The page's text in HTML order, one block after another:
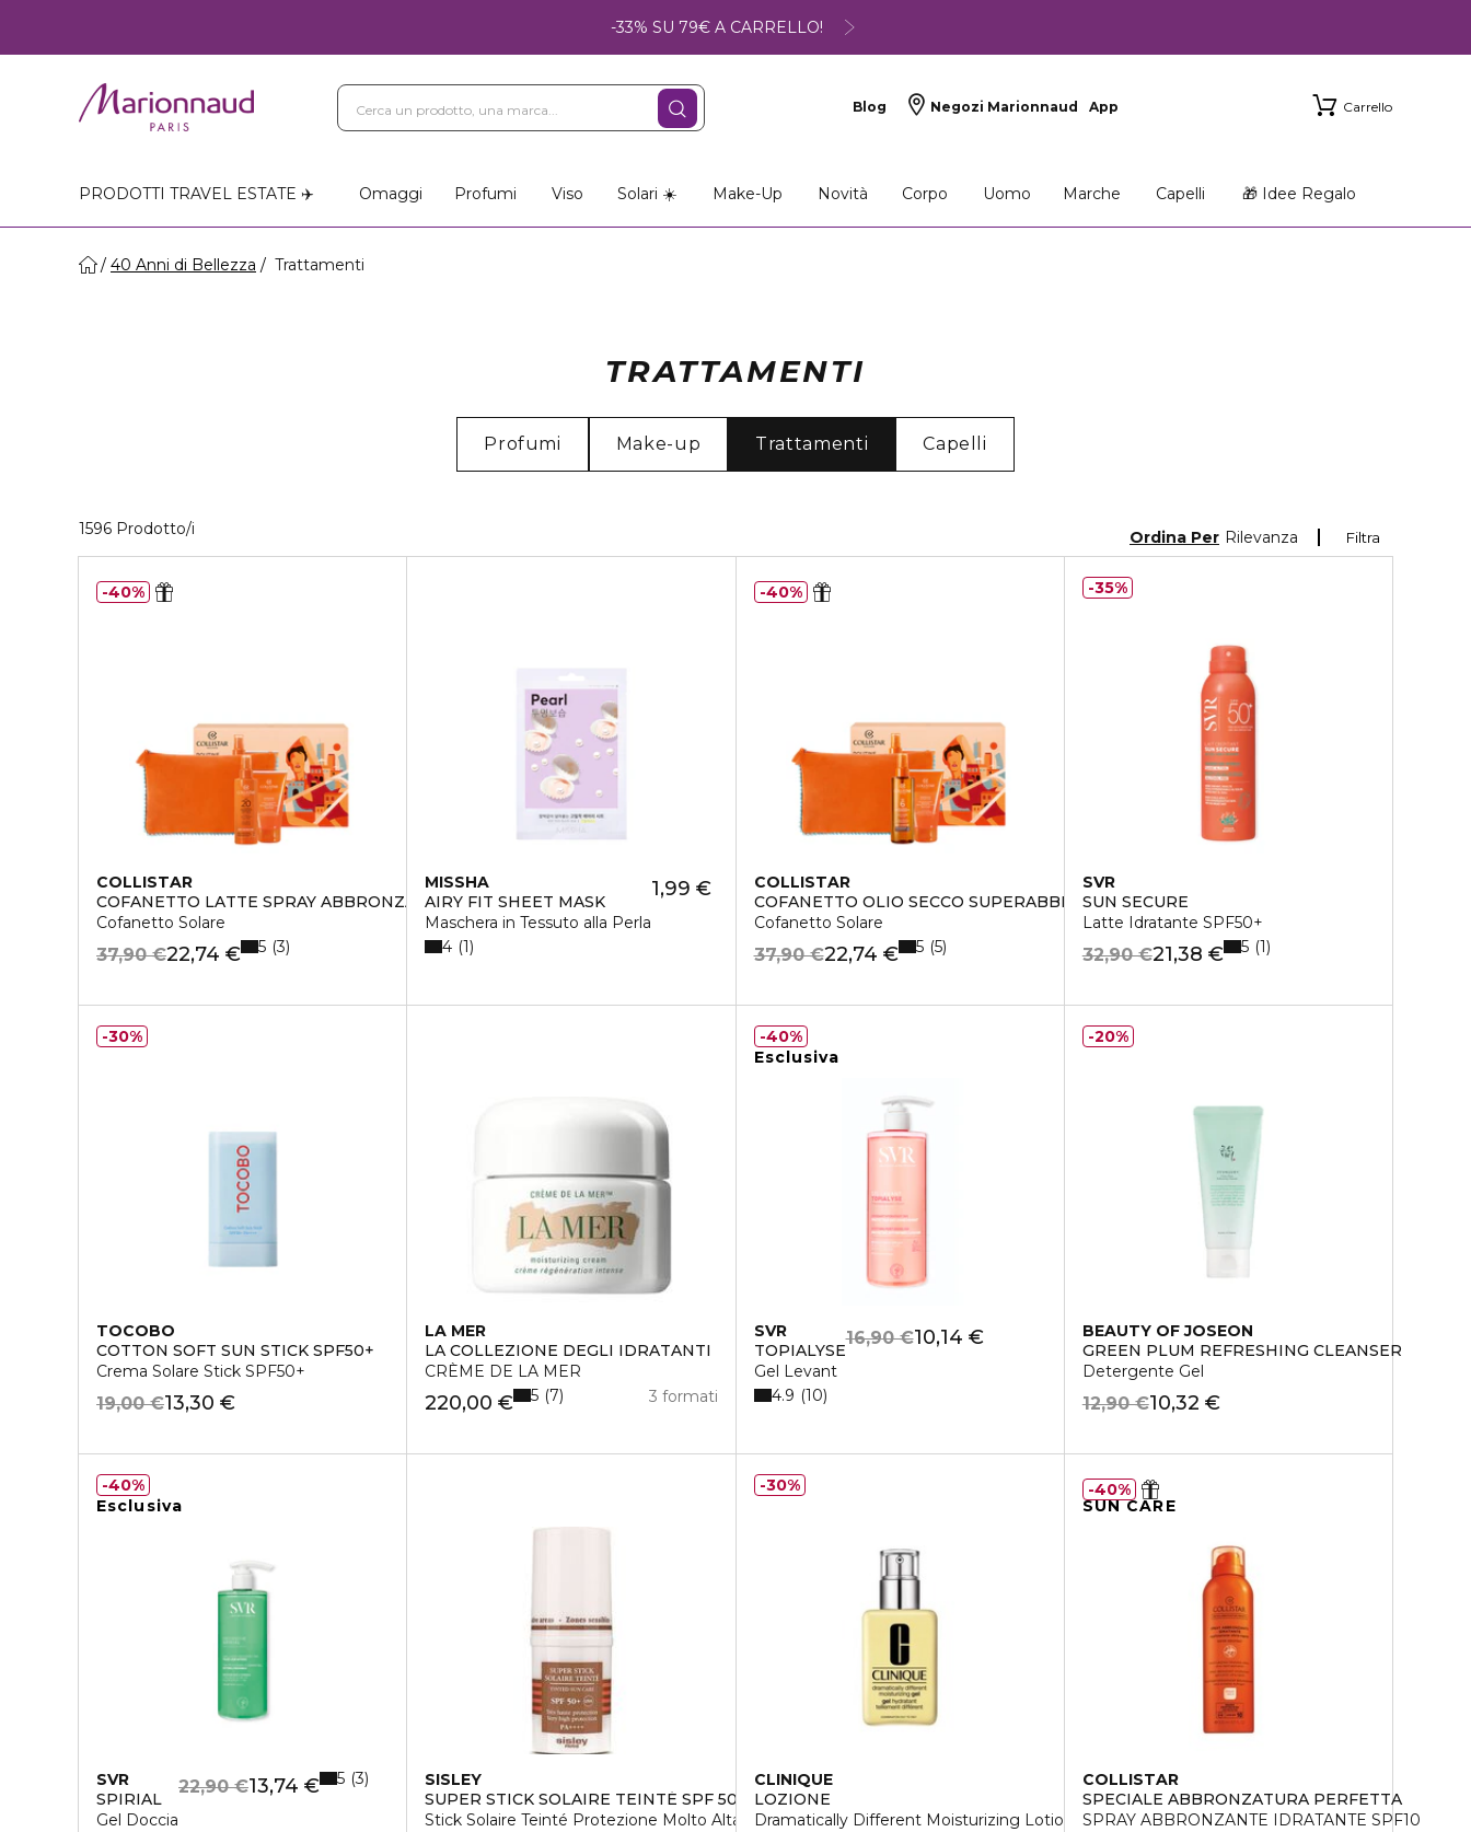
-33% SU 79€ A CARRELLO!
Blog Negozi Marionnaud App Carrello
PRODOTTI TRAVEL ESTATE ✈️ Omaggi Profumi Viso Solari ☀️ Make-Up Novità Corpo Uomo Marche Capelli 🎁 Idee Regalo
40 Anni di Bellezza Trattamenti
TRATTAMENTI
Profumi Make-up Trattamenti Capelli
1596 Prodotto/i Filtra
Ordina Per Rilevanza
COLLISTAR
COFANETTO LATTE SPRAY ABBRONZANTE IDRATANTE SPF 20
Cofanetto Solare
22,74 €
37,90 € 5 3
40%
MISSHA
AIRY FIT SHEET MASK
Maschera in Tessuto alla Perla
1,99 €
4 1
COLLISTAR
COFANETTO OLIO SECCO SUPERABBRONZANTE IDRATANTE SPF 6
Cofanetto Solare
22,74 €
37,90 € 5 5
40%
SVR
SUN SECURE
Latte Idratante SPF50+
21,38 €
32,90 € 5 1
35%
TOCOBO
COTTON SOFT SUN STICK SPF50+
Crema Solare Stick SPF50+
13,30 €
19,00 €
30%
LA MER
LA COLLEZIONE DEGLI IDRATANTI
CRÈME DE LA MER
220,00 € 3 formati
5 7
Esclusiva
SVR
TOPIALYSE
Gel Levant
10,14 €
16,90 €
4.9 10
40%
BEAUTY OF JOSEON
GREEN PLUM REFRESHING CLEANSER
Detergente Gel
10,32 €
12,90 €
20%
Esclusiva
SVR
SPIRIAL
Gel Doccia
13,74 €
22,90 € 5 3
40%
SISLEY
SUPER STICK SOLAIRE TEINTÉ SPF 50+
Stick Solaire Teinté Protezione Molto Alta
CLINIQUE
LOZIONE
Dramatically Different Moisturizing Lotion +
30%
SUN CARE
COLLISTAR
SPECIALE ABBRONZATURA PERFETTA
SPRAY ABBRONZANTE IDRATANTE SPF10
40%